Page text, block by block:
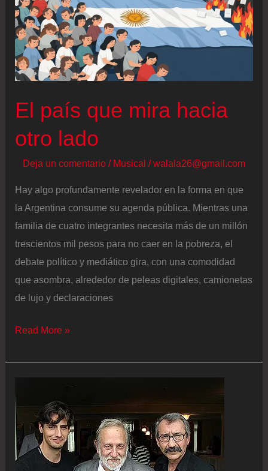
por
su
selección
y
la
tristeza
por
el
la
era
dorada
de
Messi
El país que mira hacia
otro lado
Deja un comentario / Musical /walala26@gmail.com
Hay algo profundamente revelador en la forma en que
la Argentina consume su agenda pública. Mientras una
familia de cuatro integrantes necesita más de un millón
trescientos mil pesos para no caer en la pobreza, el
debate político y mediático gira, con una comodidad
que asombra, alrededor de peleas digitales, camionetas
de lujo y declaraciones
El
que
hacia
lado
Read More »